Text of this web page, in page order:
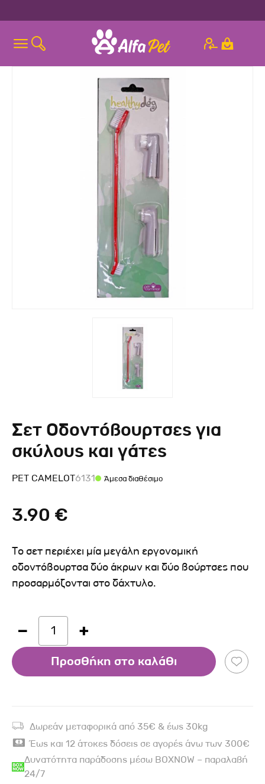
Σετ Οδοντόβουρτσες για
σκύλους και γάτες
PET CAMELOT6131 Άμεσα διαθέσιμο
3.90 €
Το σετ περιέχει μία μεγάλη εργονομική
οδοντόβουρτσα δύο άκρων και δύο βούρτσες που
προσαρμόζονται στο δάχτυλο.
1
Προσθήκη στο καλάθι
Δωρεάν μεταφορικά από 35€ & έως 30kg
Έως και 12 άτοκες δόσεις σε αγορές άνω των 300€
Δυνατότητα παράδοσης μέσω BOXNOW – παραλαβή
24/7